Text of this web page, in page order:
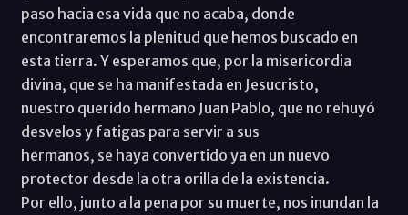
paso hacia esa vida que no acaba, donde
encontraremos la plenitud que hemos buscado en
esta tierra. Y esperamos que, por la misericordia
divina, que se ha manifestada en Jesucristo,
nuestro querido hermano Juan Pablo, que no rehuyó
desvelos y fatigas para servir a sus
hermanos, se haya convertido ya en un nuevo
protector desde la otra orilla de la existencia.
Por ello, junto a la pena por su muerte, nos inundan la